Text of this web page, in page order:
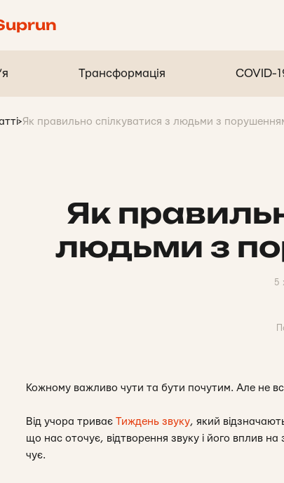
Трансформація COVID-
>Як правильно спілкуватися з людьми з
Як
людьми з
5
Кожному важливо чути та бути почутим. Але не
Від учора триває Тиждень звуку, який
що нас оточує, відтворення звуку і його вплив
чує.